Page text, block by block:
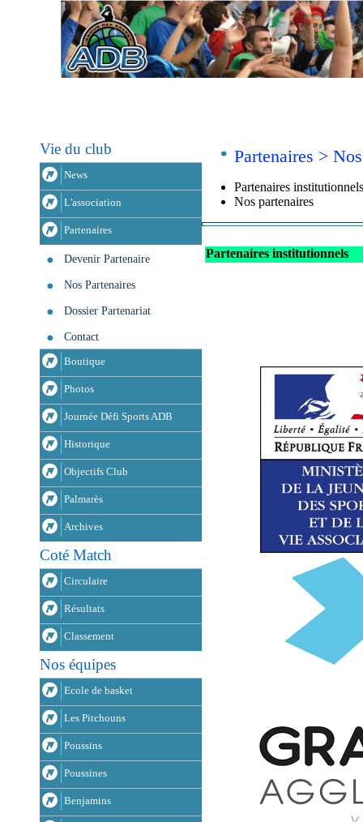
Vie du club
News
L'association
Partenaires
Devenir Partenaire
Nos Partenaires
Dossier Partenariat
Contact
Boutique
Photos
Journée Défi Sports ADB
Historique
Objectifs Club
Palmarès
Archives
Coté Match
Circulaire
Résultats
Classement
Nos équipes
Ecole de basket
Les Pitchouns
Poussins
Poussines
Benjamins
Partenaires >
Partenaires institutionnels
Nos partenaires
Partenaires institutionnels